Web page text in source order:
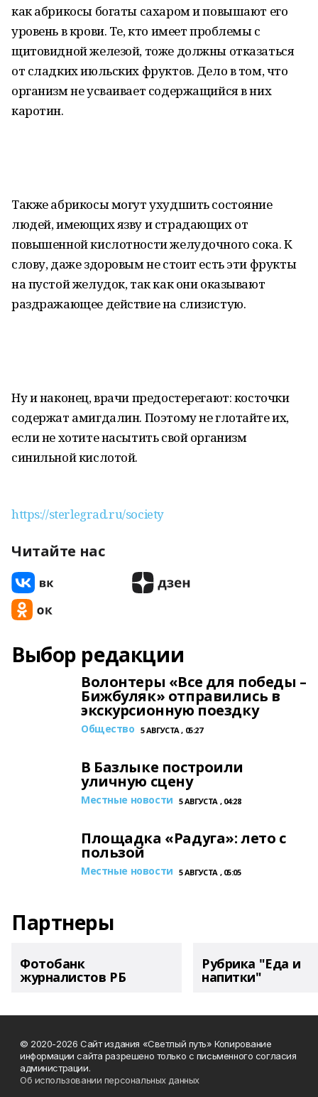
как абрикосы богаты сахаром и повышают его
уровень в крови. Те, кто имеет проблемы с
щитовидной железой, тоже должны отказаться
от сладких июльских фруктов. Дело в том, что
организм не усваивает содержащийся в них
каротин.
Также абрикосы могут ухудшить состояние
людей, имеющих язву и страдающих от
повышенной кислотности желудочного сока. К
слову, даже здоровым не стоит есть эти фрукты
на пустой желудок, так как они оказывают
раздражающее действие на слизистую.
Ну и наконец, врачи предостерегают: косточки
содержат амигдалин. Поэтому не глотайте их,
если не хотите насытить свой организм
синильной кислотой.
https://sterlegrad.ru/society
Читайте нас
Выбор редакции
Волонтеры «Все для победы –
Бижбуляк» отправились в
экскурсионную поездку
Общество 5 АВГУСТА , 05:27
В Базлыке построили
уличную сцену
Местные новости 5 АВГУСТА , 04:28
Площадка «Радуга»: лето с
пользой
Местные новости 5 АВГУСТА , 05:05
Партнеры
Фотобанк
журналистов РБ
Рубрика "Еда и
напитки"
© 2020-2026 Сайт издания «Светлый путь» Копирование
информации сайта разрешено только с письменного согласия
администрации.
Об использовании персональных данных